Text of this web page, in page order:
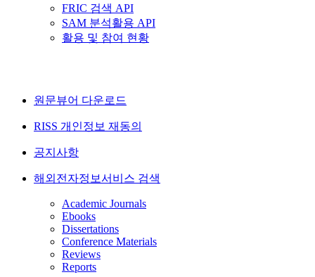
FRIC 검색 API
SAM 분석활용 API
활용 및 참여 현황
원문뷰어 다운로드
RISS 개인정보 재동의
공지사항
해외전자정보서비스 검색
Academic Journals
Ebooks
Dissertations
Conference Materials
Reviews
Reports